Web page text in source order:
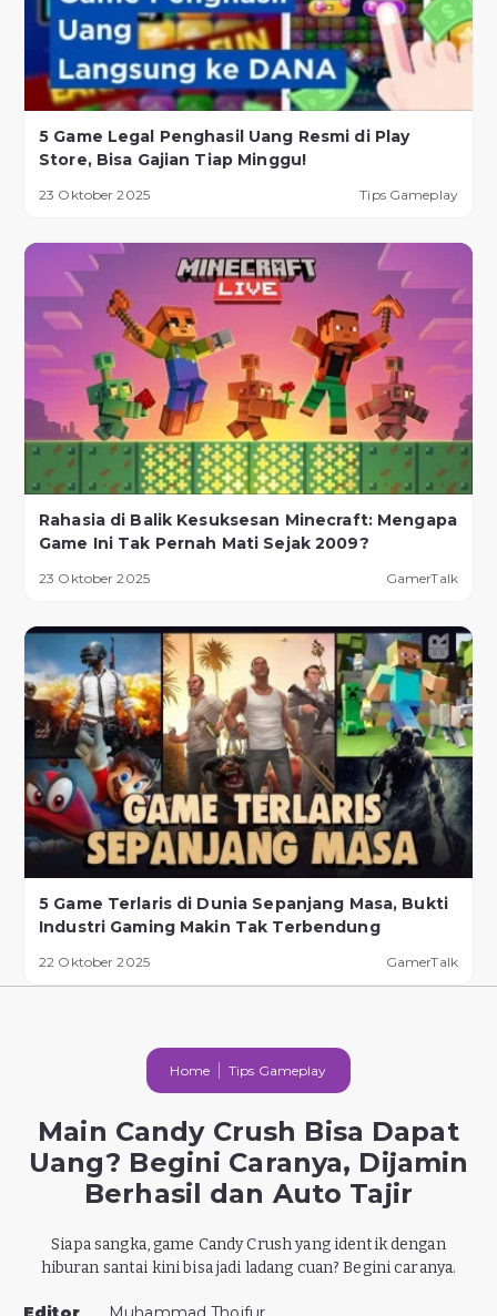
5 Game Legal Penghasil Uang Resmi di Play
Store, Bisa Gajian Tiap Minggu!
23 Oktober 2025 Tips Gameplay
Rahasia di Balik Kesuksesan Minecraft: Mengapa
Game Ini Tak Pernah Mati Sejak 2009?
23 Oktober 2025 GamerTalk
5 Game Terlaris di Dunia Sepanjang Masa, Bukti
Industri Gaming Makin Tak Terbendung
22 Oktober 2025 GamerTalk
Home Tips Gameplay
Main Candy Crush Bisa Dapat
Uang? Begini Caranya, Dijamin
Berhasil dan Auto Tajir
Siapa sangka, game Candy Crush yang identik dengan
hiburan santai kini bisa jadi ladang cuan? Begini caranya.